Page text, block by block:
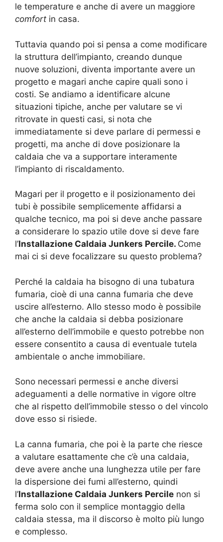
le temperature e anche di avere un maggiore
comfort in casa.
Tuttavia quando poi si pensa a come modificare
la struttura dell’impianto, creando dunque
nuove soluzioni, diventa importante avere un
progetto e magari anche capire quali sono i
costi. Se andiamo a identificare alcune
situazioni tipiche, anche per valutare se vi
ritrovate in questi casi, si nota che
immediatamente si deve parlare di permessi e
progetti, ma anche di dove posizionare la
caldaia che va a supportare interamente
l’impianto di riscaldamento.
Magari per il progetto e il posizionamento dei
tubi è possibile semplicemente affidarsi a
qualche tecnico, ma poi si deve anche passare
a considerare lo spazio utile dove si deve fare
l’Installazione Caldaia Junkers Percile. Come
mai ci si deve focalizzare su questo problema?
Perché la caldaia ha bisogno di una tubatura
fumaria, cioè di una canna fumaria che deve
uscire all’esterno. Allo stesso modo è possibile
che anche la caldaia si debba posizionare
all’esterno dell’immobile e questo potrebbe non
essere consentito a causa di eventuale tutela
ambientale o anche immobiliare.
Sono necessari permessi e anche diversi
adeguamenti a delle normative in vigore oltre
che al rispetto dell’immobile stesso o del vincolo
dove esso si risiede.
La canna fumaria, che poi è la parte che riesce
a valutare esattamente che c’è una caldaia,
deve avere anche una lunghezza utile per fare
la dispersione dei fumi all’esterno, quindi
l’Installazione Caldaia Junkers Percile non si
ferma solo con il semplice montaggio della
caldaia stessa, ma il discorso è molto più lungo
e complesso.